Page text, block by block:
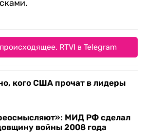
RTVI в Telegram
кого США прочат в лидеры
МИД РФ сделал
войны 2008 года